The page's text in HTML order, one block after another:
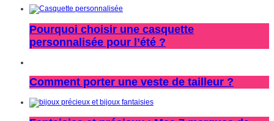
Pourquoi choisir une casquette
personnalisée pour l’été ?
Comment porter une veste de tailleur ?